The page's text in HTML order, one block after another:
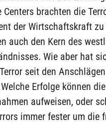
Centers brachten die
der Wirtschaftskraft
auch den Kern des
Wie aber hat
seit den
Erfolge können die
aufweisen, oder
immer fester um die